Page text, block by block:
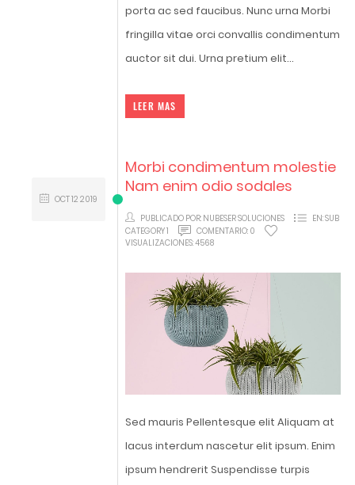
porta ac sed faucibus. Nunc urna Morbi
fringilla vitae orci convallis condimentum
auctor sit dui. Urna pretium elit...
LEER MAS
Morbi condimentum molestie
Nam enim odio sodales
PUBLICADO POR: NUBESER SOLUCIONES EN:SUB
CATEGORY 1
OCT12 2019
COMENTARIO: 0
VISUALIZACIONES:4568
Sed mauris Pellentesque elit Aliquam at
lacus interdum nascetur elit ipsum. Enim
ipsum hendrerit Suspendisse turpis